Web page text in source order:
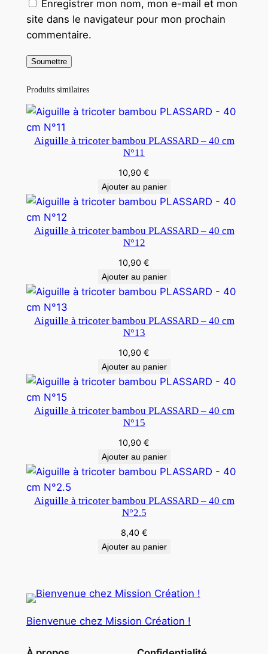
Enregistrer mon nom, mon e-mail et mon
site dans le navigateur pour mon prochain
commentaire.
Produits similaires
Aiguille à tricoter bambou PLASSARD – 40 cm
N°11
10,90 €
Ajouter au panier
Aiguille à tricoter bambou PLASSARD – 40 cm
N°12
10,90 €
Ajouter au panier
Aiguille à tricoter bambou PLASSARD – 40 cm
N°13
10,90 €
Ajouter au panier
Aiguille à tricoter bambou PLASSARD – 40 cm
N°15
10,90 €
Ajouter au panier
Aiguille à tricoter bambou PLASSARD – 40 cm
N°2.5
8,40 €
Ajouter au panier
Bienvenue chez Mission Création !